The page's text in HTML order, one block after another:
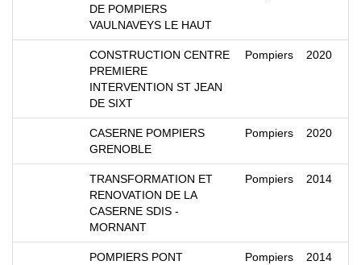
DE POMPIERS
VAULNAVEYS LE HAUT
CONSTRUCTION CENTRE
PREMIERE
INTERVENTION ST JEAN
DE SIXT
Pompiers 2020
CASERNE POMPIERS
GRENOBLE
Pompiers 2020
TRANSFORMATION ET
RENOVATION DE LA
CASERNE SDIS -
MORNANT
Pompiers 2014
POMPIERS PONT Pompiers 2014